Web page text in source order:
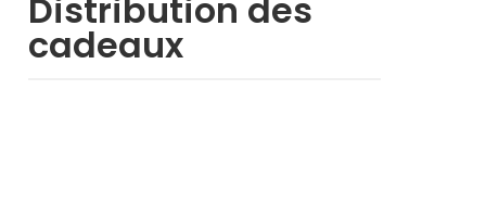
Distribution des
cadeaux